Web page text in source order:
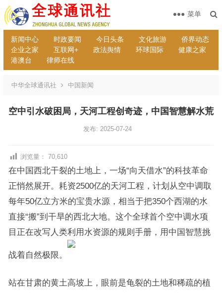
新闻中心 时政要闻 今日头条 文化旅游
侨界动态
企业之家
互联网+ 政法舆情 环球国际
健康之家
港澳台
律师在线
菜单
中华全球通讯社 中国新闻
空中引水破困局，天河工程创奇迹，中国智慧解水荒
发布: 2025-07-24
浏览量： 70,610
在中国西北干裂的土地上，一场“向天借水”的科技革命
正悄然展开。耗资2500亿的天河工程，计划从空中调取
每年50亿立方米的宝贵水源，相当于把350个西湖的水
直接“搬”到干旱的西北大地。这个全球首个空中调水项
目正在改写人类利用水资源的规则手册，用中国智慧挑
战着自然极限。
站在甘肃的黄土高坡上，眼前是龟裂的土地和稀疏的植